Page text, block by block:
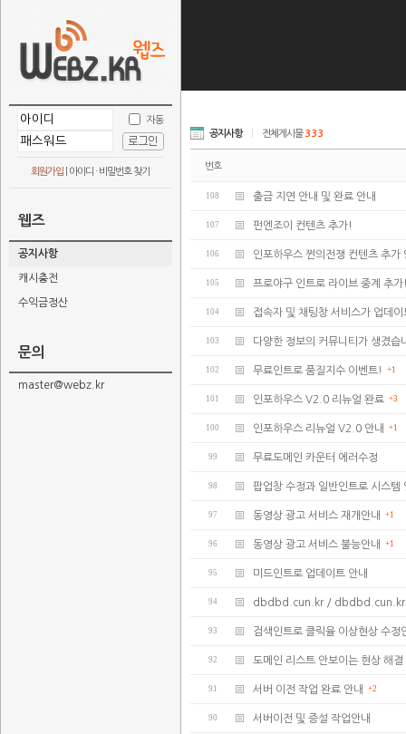
자동
회원가입 아이디 · 비밀번호 찾기
웹즈
공지사항
캐시충전
수익금정산
문의
master@webz.kr
공지사항 전체게시물333
번호
108 출금 지연 안내 및 완료 안내
107 펀엔조이 컨텐츠 추가!
106 인포하우스 쩐의전쟁 컨텐츠 추가
105 프로야구 인트로 라이브 중계 추
104 접속자 및 채팅창 서비스가 업데
103 다양한 정보의 커뮤니티가 생겼습
102 무료인트로 품질지수 이벤트! +1
101 인포하우스 V2.0 리뉴얼 완료 +3
100 인포하우스 리뉴얼 V2.0 안내 +1
99 무료도메인 카운터 에러수정
98 팝업창 수정과 일반인트로 시스템
97 동영상 광고 서비스 재개안내 +1
96 동영상 광고 서비스 불능안내 +1
95 미드인트로 업데이트 안내
94 dbdbd.cun.kr / dbdbd.cun.kr
93 검색인트로 클릭율 이상현상 수정
92 도메인 리스트 안보이는 현상 해결
91 서버 이전 작업 완료 안내 +2
90 서버이전 및 증설 작업안내